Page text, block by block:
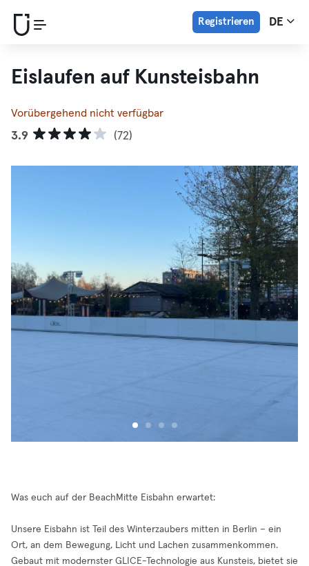
Registrieren DE
Eislaufen auf Kunsteisbahn
Vorübergehend nicht verfügbar
3.9 (72)
Was euch auf der BeachMitte Eisbahn erwartet:
Unsere Eisbahn ist Teil des Winterzaubers mitten in Berlin – ein
Ort, an dem Bewegung, Licht und Lachen zusammenkommen.
Gebaut mit modernster GLICE-Technologie aus Kunsteis, bietet sie